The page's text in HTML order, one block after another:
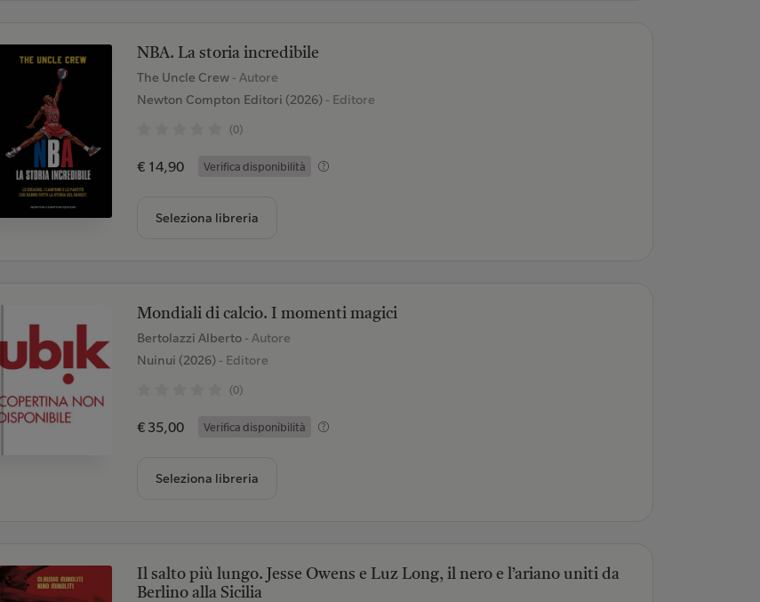
NBA. La storia incredibile
The Uncle Crew - Autore
Newton Compton Editori (2026)- Editore
(0)
€ 14,90 Verifica disponibilità
Seleziona libreria
Mondiali di calcio. I momenti magici
Bertolazzi Alberto - Autore
Nuinui (2026)- Editore
(0)
€ 35,00 Verifica disponibilità
Seleziona libreria
Il salto più lungo. Jesse Owens e Luz Long, il nero e l’ariano uniti da
Berlino alla Sicilia